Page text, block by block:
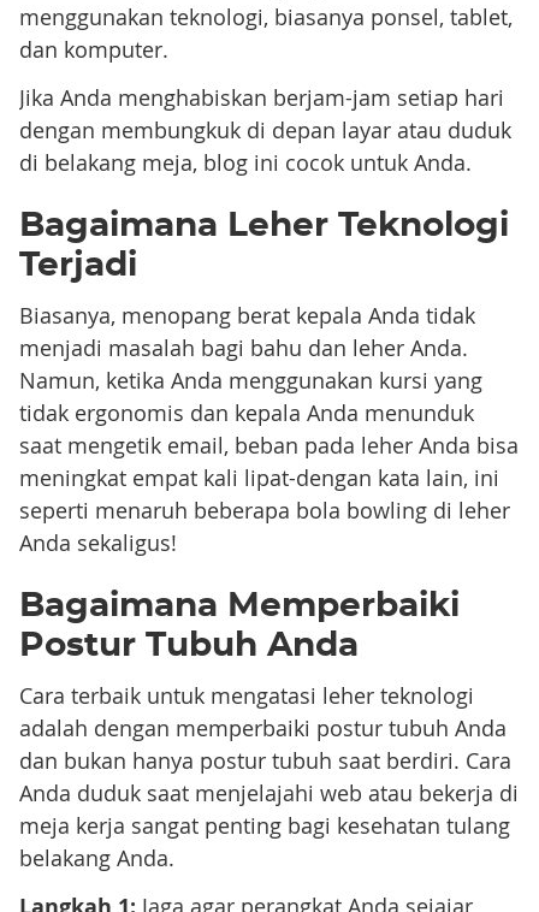
menggunakan teknologi, biasanya ponsel, tablet,
dan komputer.
Jika Anda menghabiskan berjam-jam setiap hari
dengan membungkuk di depan layar atau duduk
di belakang meja, blog ini cocok untuk Anda.
Bagaimana Leher Teknologi
Terjadi
Biasanya, menopang berat kepala Anda tidak
menjadi masalah bagi bahu dan leher Anda.
Namun, ketika Anda menggunakan kursi yang
tidak ergonomis dan kepala Anda menunduk
saat mengetik email, beban pada leher Anda bisa
meningkat empat kali lipat-dengan kata lain, ini
seperti menaruh beberapa bola bowling di leher
Anda sekaligus!
Bagaimana Memperbaiki
Postur Tubuh Anda
Cara terbaik untuk mengatasi leher teknologi
adalah dengan memperbaiki postur tubuh Anda
dan bukan hanya postur tubuh saat berdiri. Cara
Anda duduk saat menjelajahi web atau bekerja di
meja kerja sangat penting bagi kesehatan tulang
belakang Anda.
Jaga agar perangkat Anda sejajar